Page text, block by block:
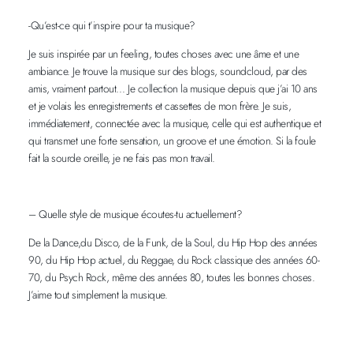
-Qu’est-ce qui t’inspire pour ta musique?
Je suis inspirée par un feeling, toutes choses avec une âme et une
ambiance. Je trouve la musique sur des blogs, soundcloud, par des
amis, vraiment partout… Je collection la musique depuis que j’ai 10 ans
et je volais les enregistrements et cassettes de mon frère. Je suis,
immédiatement, connectée avec la musique, celle qui est authentique et
qui transmet une forte sensation, un groove et une émotion. Si la foule
fait la sourde oreille, je ne fais pas mon travail.
– Quelle style de musique écoutes-tu actuellement?
De la Dance,du Disco, de la Funk, de la Soul, du Hip Hop des années
90, du Hip Hop actuel, du Reggae, du Rock classique des années 60-
70, du Psych Rock, même des années 80, toutes les bonnes choses.
J’aime tout simplement la musique.